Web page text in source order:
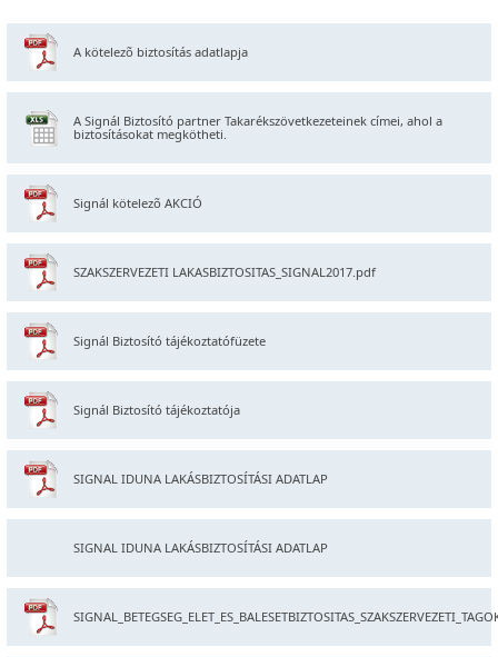
A kötelezõ biztosítás adatlapja
A Signál Biztosító partner Takarékszövetkezeteinek címei, ahol a
biztosításokat megkötheti.
Signál kötelezõ AKCIÓ
SZAKSZERVEZETI LAKASBIZTOSITAS_SIGNAL2017.pdf
Signál Biztosító tájékoztatófüzete
Signál Biztosító tájékoztatója
SIGNAL IDUNA LAKÁSBIZTOSÍTÁSI ADATLAP
SIGNAL IDUNA LAKÁSBIZTOSÍTÁSI ADATLAP